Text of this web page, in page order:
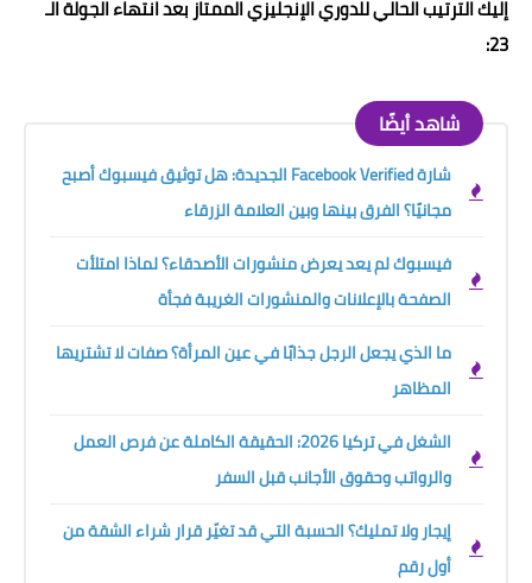
إليك الترتيب الحالي للدوري الإنجليزي الممتاز بعد انتهاء الجولة الـ
23:
شاهد أيضًا
شارة Facebook Verified الجديدة: هل توثيق فيسبوك أصبح
مجانيًا؟ الفرق بينها وبين العلامة الزرقاء
فيسبوك لم يعد يعرض منشورات الأصدقاء؟ لماذا امتلأت
الصفحة بالإعلانات والمنشورات الغريبة فجأة
ما الذي يجعل الرجل جذابًا في عين المرأة؟ صفات لا تشتريها
المظاهر
الشغل في تركيا 2026: الحقيقة الكاملة عن فرص العمل
والرواتب وحقوق الأجانب قبل السفر
إيجار ولا تمليك؟ الحسبة التي قد تغيّر قرار شراء الشقة من
أول رقم